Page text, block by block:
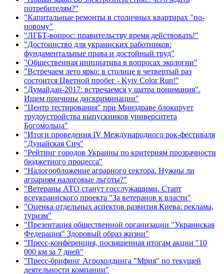
потребителям?"
"Капитальные ремонты в столичных квартирах "по-
новому"
"ЛГБТ-вопрос: правительству время действовать!"
"Достоинство для украинских работников:
фундаментальные права и достойный труд"
"Общественная инициатива в вопросах экологии"
"Встречаем лето ярко: в столице в четвертый раз
состоится Цветной пробег - Kyiv Color Run!"
"Думайдан-2017: встречаемся у шатра понимания".
Ищем причины дискриминации"
"Центр тестирования" при Минздраве блокирует
трудоустройства выпускников университета
Богомольца"
"Итоги проведения IV Международного рок-фестиваля
"Дунайская Сич"
"Рейтинг городов Украины по критериям прозрачности
бюджетного процесса"
"Налогообложение аграрного сектора. Нужны ли
аграриям налоговые льготы?"
"Ветераны АТО станут госслужащими. Старт
всеукраинского проекта "За ветеранов к власти"
"Оценка отдельных аспектов развития Киева: реклама,
туризм"
"Презентация общественной организации "Украинская
Федерация" Здоровый образ жизни"
"Пресс-конференция, посвященная итогам акции "10
000 км за 7 дней"
"Пресс-брифинг Агрохолдинга "Мрия" по текущей
деятельности компании"